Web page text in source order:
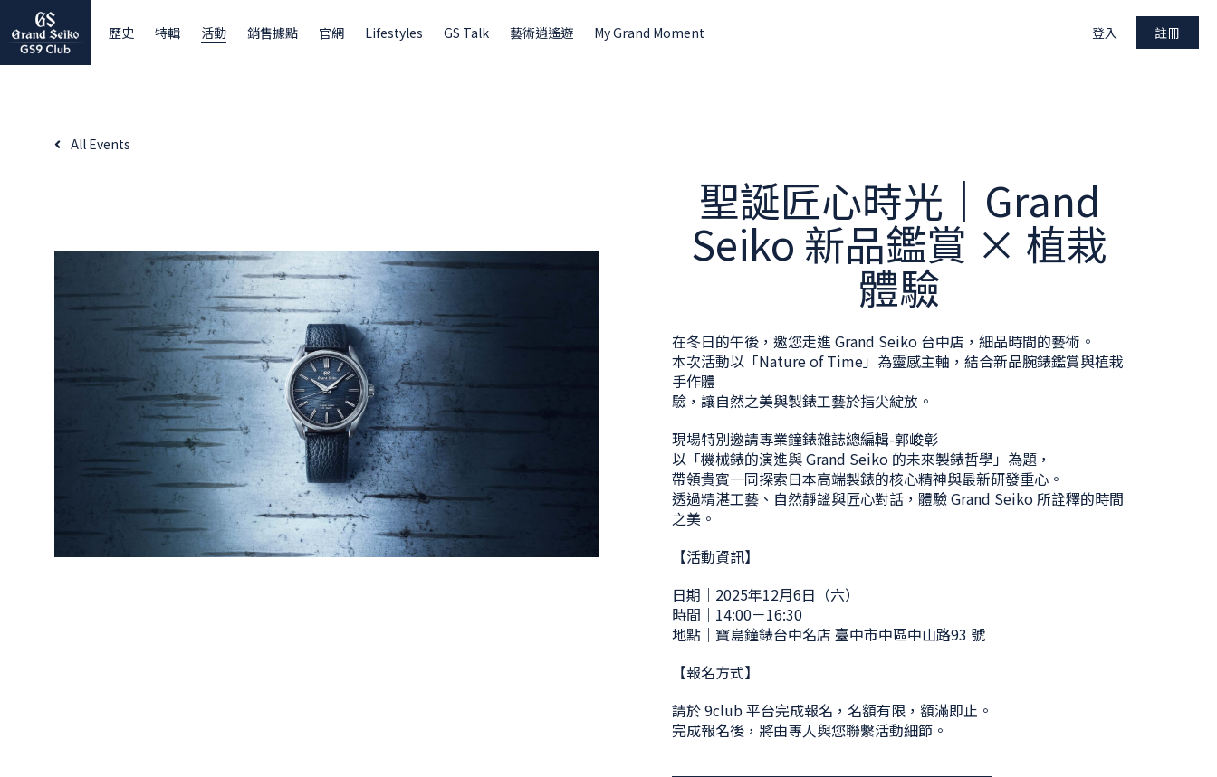
歷史 特輯 活動 銷售據點 官網 Lifestyles GS Talk 藝術逍遙遊 My Grand Moment 登入 註冊
All Events
聖誕匠心時光｜Grand
Seiko 新品鑑賞 × 植栽
體驗
在冬日的午後，邀您走進 Grand Seiko 台中店，細品時間的藝術。
本次活動以「Nature of Time」為靈感主軸，結合新品腕錶鑑賞與植栽
手作體
驗，讓自然之美與製錶工藝於指尖綻放。
現場特別邀請專業鐘錶雜誌總編輯-郭峻彰
以「機械錶的演進與 Grand Seiko 的未來製錶哲學」為題，
帶領貴賓一同探索日本高端製錶的核心精神與最新研發重心。
透過精湛工藝、自然靜謐與匠心對話，體驗 Grand Seiko 所詮釋的時間
之美。
【活動資訊】
日期｜2025年12月6日（六）
時間｜14:00－16:30
地點｜寶島鐘錶台中名店 臺中市中區中山路93 號
【報名方式】
請於 9club 平台完成報名，名額有限，額滿即止。
完成報名後，將由專人與您聯繫活動細節。